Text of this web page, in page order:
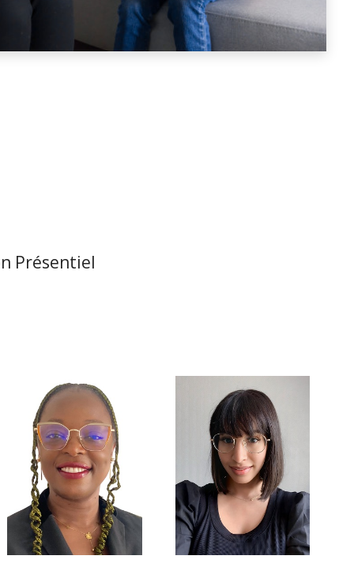
Présentiel